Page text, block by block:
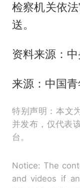
检察机关依
送。
资料来源：
来源：中国
特别声明：本文
并发布，仅代表
台。
Notice: The
and videos if